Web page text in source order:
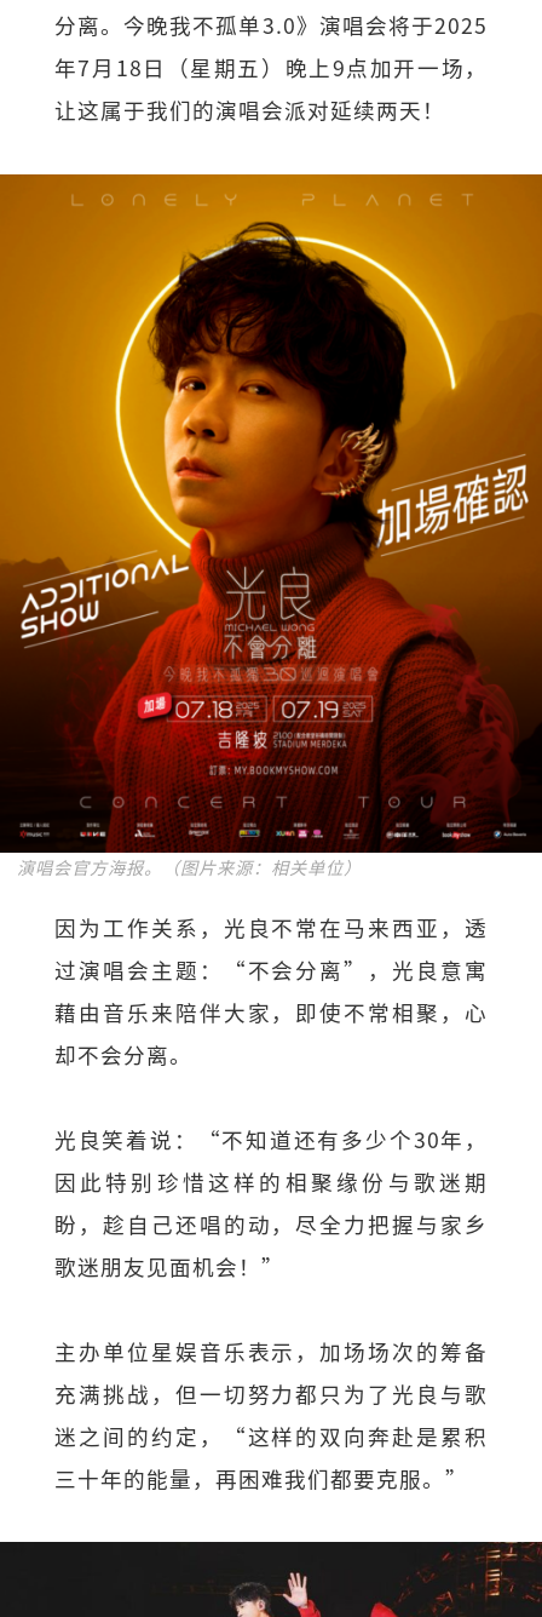
分离。今晚我不孤单3.0》演唱会将于2025
年7月18日（星期五）晚上9点加开一场，
让这属于我们的演唱会派对延续两天！
演唱会官方海报。（图片来源：相关单位）
因为工作关系，光良不常在马来西亚，透
过演唱会主题：“不会分离”，光良意寓
藉由音乐来陪伴大家，即使不常相聚，心
却不会分离。
光良笑着说：“不知道还有多少个30年，
因此特别珍惜这样的相聚缘份与歌迷期
盼，趁自己还唱的动，尽全力把握与家乡
歌迷朋友见面机会！”
主办单位星娱音乐表示，加场场次的筹备
充满挑战，但一切努力都只为了光良与歌
迷之间的约定，“这样的双向奔赴是累积
三十年的能量，再困难我们都要克服。”